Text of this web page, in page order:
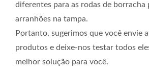
diferentes para as rodas de borracha
arranhões na tampa.
Portanto, sugerimos que você envie
produtos e deixe-nos testar todos
melhor solução para você.